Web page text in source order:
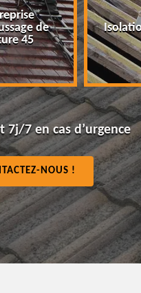
Isolation toiture 45
7 en cas d’urgence
NOUS !